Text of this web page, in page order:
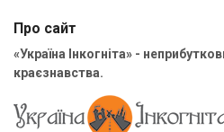
Про сайт
«Україна Інкогніта» -
краєзнавства.